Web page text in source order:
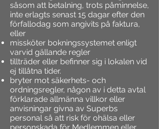
såsom att betalning, trots påminnelse,
inte erlagts senast 15 dagar efter den
förfallodag som angivits på faktura,
eller
missköter bokningssystemet enligt
varvid gällande regler
tillträder eller befinner sig i lokalen vid
ej tillåtna tider.
bryter mot säkerhets- och
ordningsregler, någon av i detta avtal
förklarade allmänna villkor eller
anvisningar givna av Superbs
personal så att risk för ohälsa eller